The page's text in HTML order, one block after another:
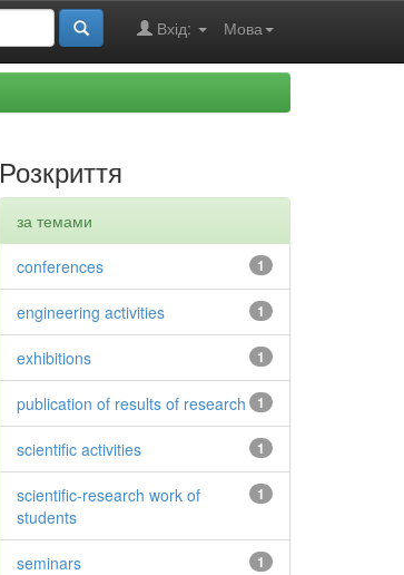
Мова
Вхід:
Розкриття
за темами
1
conferences
1
engineering activities
1
exhibitions
1
publication of results of research
1
scientific activities
1
scientific-research work of
students
1
seminars